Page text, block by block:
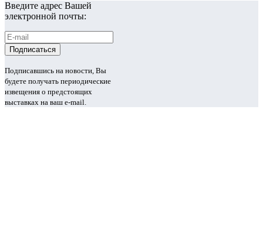
Введите адрес Вашей
электронной почты:
Подписавшись на новости, Вы
будете получать периодические
извещения о предстоящих
выставках на ваш e-mail.